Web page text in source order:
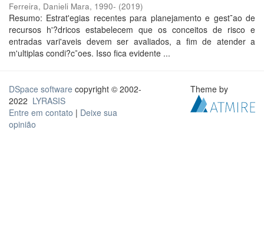
Ferreira, Danieli Mara, 1990- (2019)
Resumo: Estrat'egias recentes para planejamento e gest˜ao de
recursos h'?dricos estabelecem que os conceitos de risco e
entradas vari'aveis devem ser avaliados, a fim de atender a
m'ultiplas condi?c˜oes. Isso fica evidente ...
DSpace software copyright © 2002-
2022 LYRASIS
Entre em contato | Deixe sua
opinião
Theme by